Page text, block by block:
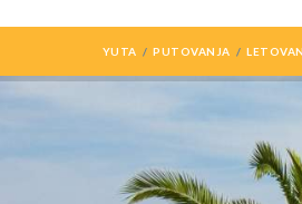
YUTA PUTOVANJA